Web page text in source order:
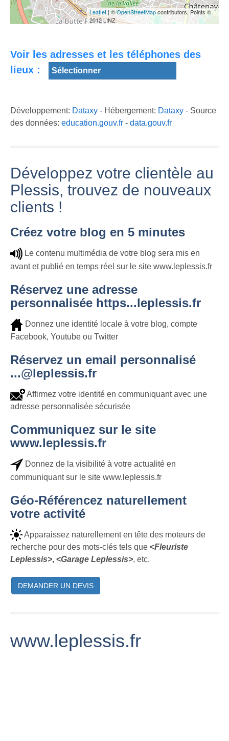
Gypsies Live in
Le Plessis-
Robinson Part 1
au bord de l'eau
le plessis
youtube
Vallees 2019 -
ES1 Le Plessis
Hebert
Moins
Fréquentées
d'Ile-De-France
Promogim - Le
Plessis
Belleville 60
Leaflet | ©OpenStreetMapcontributors, Points ©
2012 LINZ
Voir les adresses et les téléphones des
lieux :
Développement: Dataxy - Hébergement: Dataxy - Source
des données: education.gouv.fr - data.gouv.fr
Développez votre clientèle au
Plessis, trouvez de nouveaux
clients !
Créez votre blog en 5 minutes
Le contenu multimédia de votre blog sera mis en
avant et publié en temps réel sur le site www.leplessis.fr
Réservez une adresse
personnalisée https...leplessis.fr
Donnez une identité locale à votre blog, compte
Facebook, Youtube ou Twitter
Réservez un email personnalisé
...@leplessis.fr
Affirmez votre identité en communiquant avec une
adresse personnalisée sécurisée
Communiquez sur le site
www.leplessis.fr
Donnez de la visibilité à votre actualité en
communiquant sur le site www.leplessis.fr
Géo-Référencez naturellement
votre activité
Apparaissez naturellement en tête des moteurs de
recherche pour des mots-clés tels que <Fleuriste
Leplessis>, <Garage Leplessis>, etc.
DEMANDER UN DEVIS
www.leplessis.fr